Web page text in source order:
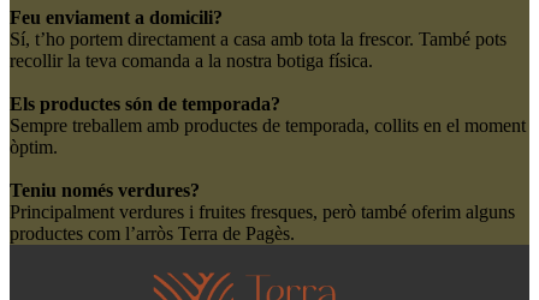
Feu enviament a domicili?
Sí, t’ho portem directament a casa amb tota la frescor. També pots
recollir la teva comanda a la nostra botiga física.
Els productes són de temporada?
Sempre treballem amb productes de temporada, collits en el moment
òptim.
Teniu només verdures?
Principalment verdures i fruites fresques, però també oferim alguns
productes com l’arròs Terra de Pagès.